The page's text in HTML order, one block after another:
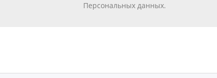
Персональных данных.